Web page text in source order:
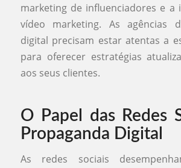
marketing de influenciadores e a
vídeo marketing. As agências
digital precisam estar atentas a
para oferecer estratégias
aos seus clientes.
O Papel das Redes
Propaganda Digital
As redes sociais